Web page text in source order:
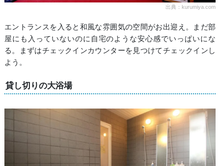
出典：kurumiya.com
エントランスを入ると和風な雰囲気の空間がお出迎え。まだ部
屋にも入っていないのに自宅のような安心感でいっぱいにな
る。まずはチェックインカウンターを見つけてチェックインし
よう。
貸し切りの大浴場